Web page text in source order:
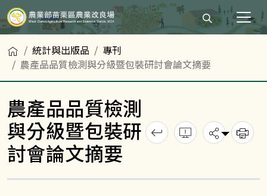
打開搜尋輸入
首頁統計與出版品
專刊
農產品品質檢測與分級暨包裝研討會論文摘要
農產品品質檢測
與分級暨包裝研
討會論文摘要
回上一頁錯誤回報
分享